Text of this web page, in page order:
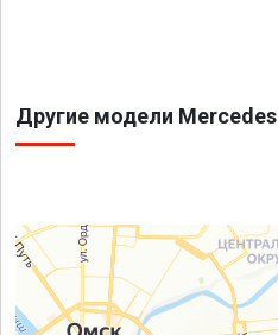
Другие модели Mercedes